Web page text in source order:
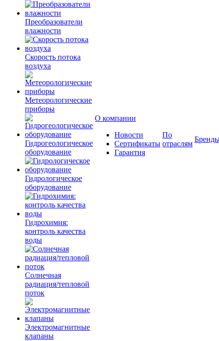
Преобразователи
влажности
Скорость потока
воздуха
Метеорологические
приборы
Гидрогеологическое
оборудование
Гидрологическое
оборудование
Гидрохимия:
контроль качества
воды
Солнечная
радиация/тепловой
поток
Электромагнитные
клапаны
О компании
Новости
Сертификаты
Гарантия
По
отраслям